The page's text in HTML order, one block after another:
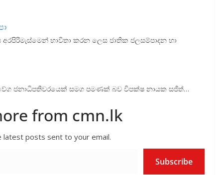
භාවිතා කරන ලෙස ජාතික ජලසම්පාදන හා
ජනාධිපතිවරයෙක් සමග පමණක් බව විපක්ෂ නායක සජිත්…
from cmn.lk
latest posts sent to your email.
Subscribe